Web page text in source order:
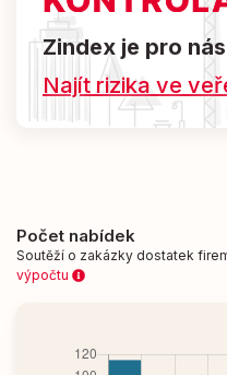
Zindex je pro
Najít rizika ve
Počet nabídek
Soutěží o zakázky dostatek
výpočtu